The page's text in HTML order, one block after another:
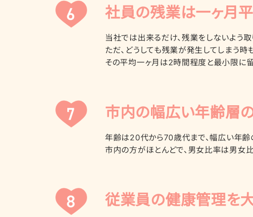
社員の残業は一ヶ月
当社では出来るだけ、残業をしないよう取
ただ、どうしても残業が発生してしまう時
その平均一ヶ月は2時間程度と最小限に留
市内の幅広い年齢層
年齢は20代から70歳代まで、幅広い年齢
市内の方がほとんどで、男女比率は男女
従業員の健康管理を大